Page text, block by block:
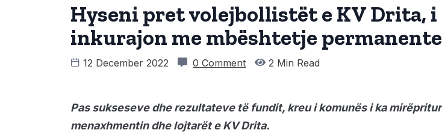
Hyseni pret volejbollistët e KV Drita, i
inkurajon me mbështetje permanente
12 December 2022 0 Comment 2 Min Read
Pas sukseseve dhe rezultateve të fundit, kreu i komunës i ka mirëpritur
menaxhmentin dhe lojtarët e KV Drita.